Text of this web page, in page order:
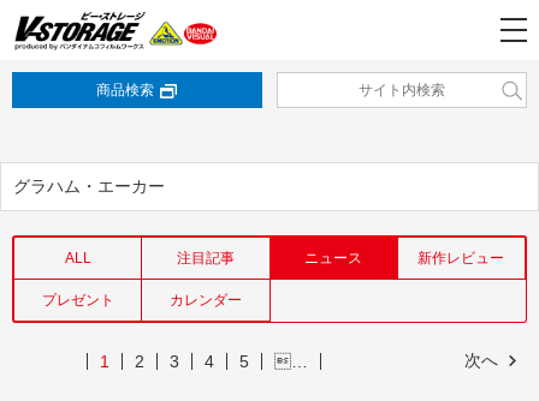
商品検索
グラハム・エーカー
ALL 注目記事 ニュース 新作レビュー
プレゼント カレンダー
次へ
1 2 3 4 5 …